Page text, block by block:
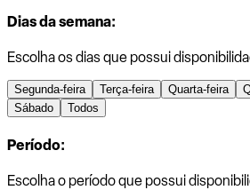
Dias da semana:
Escolha os dias que possui
Segunda-feira Terça-feira Quarta-feira
Sábado
Todos
Período:
Escolha o período que possui